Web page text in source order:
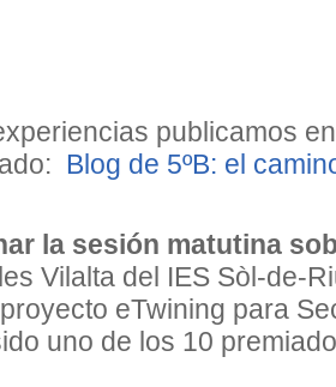
publicamos
Blog de 5ºB: el
la sesión matutina
Vilalta del IES Sòl-de-
eTwining para
uno de los 10